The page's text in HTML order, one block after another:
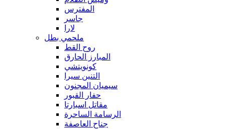
المفترس
جاسر
لارا
ملحمي بطل
روح القط
المبارز الحارق
كونويتشي
التنين سيرا
سيميان المجنون
حفار القبور
مقاتل اسبارتا
الرسامة الساحرة
جناح العاصفة